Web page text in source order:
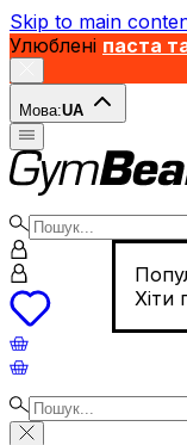
Skip to main
Улюблені паста
Мова:UA
Хіти